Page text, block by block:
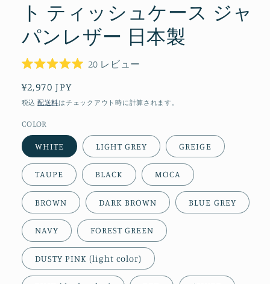
ト ティッシュケース ジャ
パンレザー 日本製
5
つ
中
と
評
価
20 レビュー
し
ュ
ー
ま
で
ス
ク
ロ
ー
ル
通
常
格
¥2,970 JPY
税込 配送料はチェックアウト時に計算されます。
COLOR
WHITE LIGHT GREY GREIGE
TAUPE BLACK MOCA
BROWN DARK BROWN BLUE GREY
NAVY FOREST GREEN
DUSTY PINK (light color)